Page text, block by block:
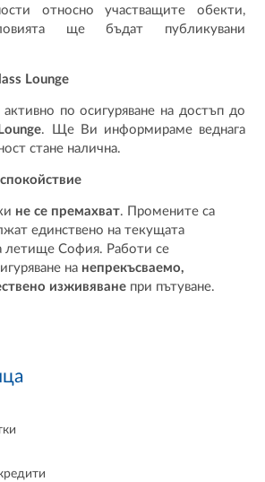
относно участващите обекти,
ще бъдат публикувани
Lounge
по осигуряване на достъп до
. Ще Ви информираме веднага
стане налична.
не се премахват. Промените са
единствено на текущата
летище София. Работи се
на непрекъсваемо,
изживяване при пътуване.